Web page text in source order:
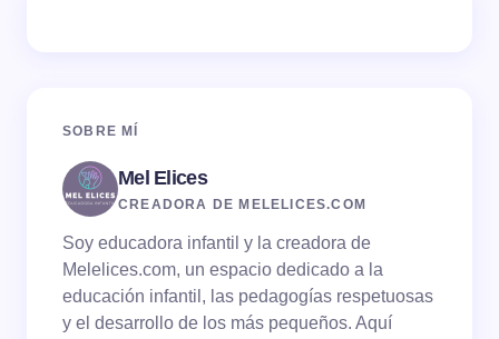
Your Comment *
Email *
SOBRE MÍ
Mel Elices
CREADORA DE MELELICES.COM
Soy educadora infantil y la creadora de
Melelices.com, un espacio dedicado a la
educación infantil, las pedagogías respetuosas
y el desarrollo de los más pequeños. Aquí